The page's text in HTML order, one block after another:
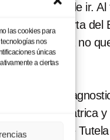
las cookies para
nos
únicas
a ciertas
saber dónde ir.
a la puerta del
rápido. Ella no
de
psiquiátrica
servicios de